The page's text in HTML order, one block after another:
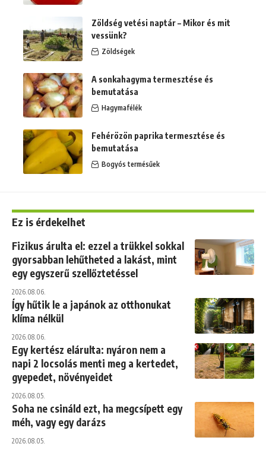
Zöldség vetési naptár – Mikor és mit
vessünk?
Zöldségek
A sonkahagyma termesztése és
bemutatása
Hagymafélék
Fehérözön paprika termesztése és
bemutatása
Bogyós termésűek
Ez is érdekelhet
Fizikus árulta el: ezzel a trükkel sokkal
gyorsabban lehűtheted a lakást, mint
egy egyszerű szellőztetéssel
2026.08.06.
Így hűtik le a japánok az otthonukat
klíma nélkül
2026.08.06.
Egy kertész elárulta: nyáron nem a
napi 2 locsolás menti meg a kertedet,
gyepedet, növényeidet
2026.08.05.
Soha ne csináld ezt, ha megcsípett egy
méh, vagy egy darázs
2026.08.05.